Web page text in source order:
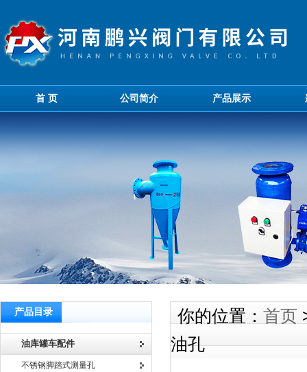
首 页 公司简介 产品展示
产品目录
油库罐车配件
不锈钢脚踏式测量孔
你的位置： 首页
油孔